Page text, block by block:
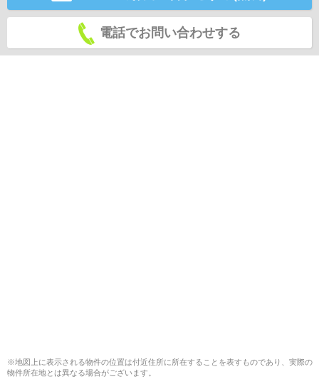
電話でお問い合わせする
※地図上に表示される物件の位置は付近住所に所在することを表すものであり、実際の
物件所在地とは異なる場合がございます。